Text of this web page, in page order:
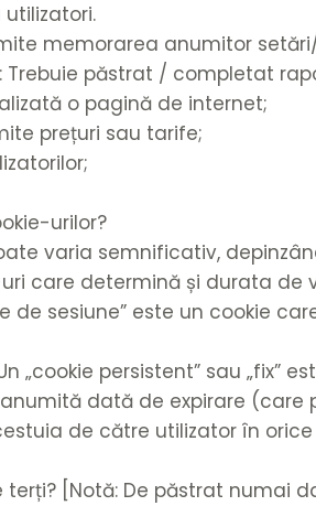
memorarea anumitor
Trebuie păstrat / completat
o pagină de internet;
prețuri sau tarife;
urilor?
varia semnificativ,
care determină și durata de
de sesiune” este un cookie
„cookie persistent” sau „fix”
dată de expirare
de către utilizator în
[Notă: De păstrat numai